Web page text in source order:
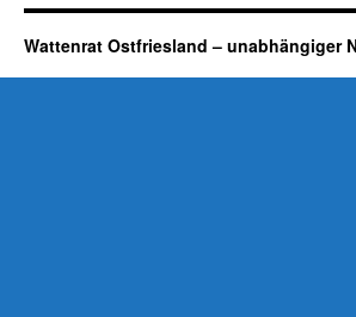
Wattenrat Ostfriesland – unabhängiger